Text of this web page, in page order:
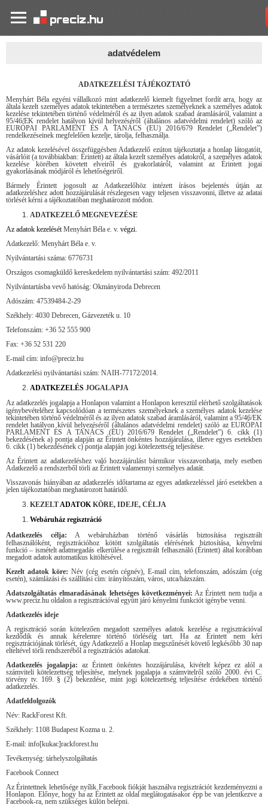
adatvédelem
ADATKEZELÉSI TÁJÉKOZTATÓ
Menyhárt Béla egyéni vállalkozó mint adatkezelő kiemelt figyelmet fordít arra, hogy az
általa kezelt személyes adatok tekintetében a természetes személyeknek a személyes adatok
kezelése tekintetében történő védelméről és az ilyen adatok szabad áramlásáról, valamint a
95/46/EK rendelet hatályon kívül helyezéséről (általános adatvédelmi rendelet) szóló az
EURÓPAI PARLAMENT ÉS A TANÁCS (EU) 2016/679 Rendelet („Rendelet”)
rendelkezéseinek megfelelően kezelje, tárolja, felhasználja.
Az adatok kezelésével összefüggésben Adatkezelő ezúton tájékoztatja a honlap látogatóit,
vásárlóit (a továbbiakban: Érintett) az általa kezelt személyes adatokról, a személyes adatok
kezelése körében követett elveiről és gyakorlatáról, valamint az Érintett jogai
gyakorlásának módjáról és lehetőségeiről.
Bármely Érintett jogosult az Adatkezelőhöz intézett írásos bejelentés útján az
adatkezeléshez adott hozzájárulását részlegesen vagy teljesen visszavonni, illetve az adatai
törlését kérni a tájékoztatóban meghatározott módon.
ADATKEZELŐ MEGNEVEZÉSE
Az adatok kezelésétMenyhárt Béla e. v. végzi.
Adatkezelő: Menyhárt Béla e. v.
Nyilvántartási száma: 6776731
Országos csomagküldő kereskedelem nyilvántartási szám: 492/2011
Nyilvántartásba vevő hatóság: Okmányiroda Debrecen
Adószám: 47539484-2-29
Székhely: 4030 Debrecen, Gázvezeték u. 10
Telefonszám: +36 52 555 900
Fax: +36 52 531 220
E-mail cím: info@preciz.hu
Adatkezelési nyilvántartási szám: NAIH-77172/2014.
ADATKEZELÉS JOGALAPJA
Az adatkezelés jogalapja a Honlapon valamint a Honlapon keresztül elérhető szolgáltatások
igénybevételéhez kapcsolódóan a természetes személyeknek a személyes adatok kezelése
tekintetében történő védelméről és az ilyen adatok szabad áramlásáról, valamint a 95/46/EK
rendelet hatályon kívül helyezéséről (általános adatvédelmi rendelet) szóló az EURÓPAI
PARLAMENT ÉS A TANÁCS (EU) 2016/679 Rendelet („Rendelet”) 6. cikk (1)
bekezdésének a) pontja alapján az Érintett önkéntes hozzájárulása, illetve egyes esetekben
6. cikk (1) bekezdésének c) pontja alapján jogi kötelezettség teljesítése.
Az Érintett az adatkezeléshez való hozzájárulást bármikor visszavonhatja, mely esetben
Adatkezelő a rendszerből törli az Érintett valamennyi személyes adatát.
Visszavonás hiányában az adatkezelés időtartama az egyes adatkezeléssel járó esetekben a
jelen tájékoztatóban meghatározott határidő.
KEZELTADATOKKÖRE, IDEJE, CÉLJA
Webáruház regisztráció
Adatkezelés célja: A webáruházban történő vásárlás biztosítása regisztrált
felhasználóként, regisztrációhoz kötött szolgáltatás elérésének biztosítása, kényelmi
funkció – ismételt adatmegadás elkerülése a regisztrált felhasználó (Érintett) által korábban
megadott adatok automatikus kitöltésével.
Kezelt adatok köre: Név (cég esetén cégnév), E-mail cím, telefonszám, adószám (cég
esetén), számlázási és szállítási cím: irányítószám, város, utca/házszám.
Adatszolgáltatás elmaradásának lehetséges következményei: Az Érintett nem tudja a
www.preciz.hu oldalon a regisztrációval együtt járó kényelmi funkciót igénybe venni.
Adatkezelés ideje
A regisztráció során kötelezően megadott személyes adatok kezelése a regisztrációval
kezdődik és annak kérelemre történő törléséig tart. Ha az Érintett nem kéri
regisztrációjának törlését, úgy Adatkezelő a Honlap megszűnését követő legkésőbb 30 nap
elteltével törli rendszeréből a regisztrációs adatokat.
Adatkezelés jogalapja: az Érintett önkéntes hozzájárulása, kivételt képez ez alól a
számviteli kötelezettség teljesítése, melynek jogalapja a számvitelről szóló 2000. évi C.
törvény tv. 169. § (2) bekezdése, mint jogi kötelezettség teljesítése érdekében történő
adatkezelés.
Adatfeldolgozók
Név: RackForest Kft.
Székhely: 1108 Budapest Kozma u. 2.
E-mail: info[kukac]rackforest.hu
Tevékenység: tárhelyszolgáltatás
Facebook Connect
Az Érintettnek lehetősége nyílik Facebook fiókját használva regisztrációt kezdeményezni a
Honlapon. Előnye, hogy ha az Érintett az oldal meglátogatásakor épp be van jelentkezve a
Facebook-ra, nem szükséges külön belépni.